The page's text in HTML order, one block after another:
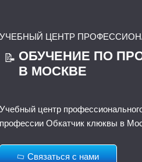
УЧЕБНЫЙ ЦЕНТР
📝 ОБУЧЕНИЕ ПО
В МОСКВЕ
Учебный центр
профессии Обкатчик клюквы в
Связаться с нами